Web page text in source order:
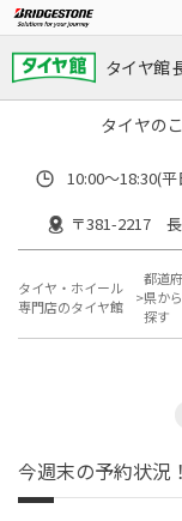
タイヤ館
タイヤの
10:00～18:30(
〒381-2217 長
タイヤ・ホイール
専門店のタイヤ館
都道府
県から
探す
今週末の予約状況！